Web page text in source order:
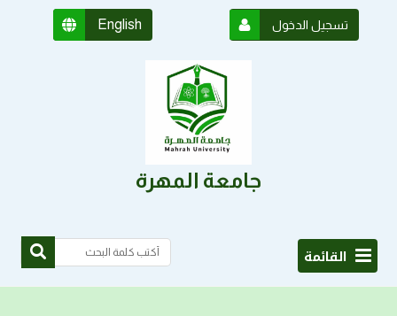
English تسجيل الدخول
جامعة المهرة
القائمة